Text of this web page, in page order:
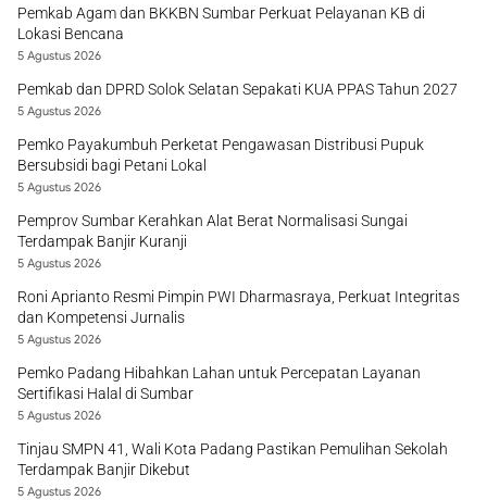
Pemkab Agam dan BKKBN Sumbar Perkuat Pelayanan KB di
Lokasi Bencana
5 Agustus 2026
Pemkab dan DPRD Solok Selatan Sepakati KUA PPAS Tahun 2027
5 Agustus 2026
Pemko Payakumbuh Perketat Pengawasan Distribusi Pupuk
Bersubsidi bagi Petani Lokal
5 Agustus 2026
Pemprov Sumbar Kerahkan Alat Berat Normalisasi Sungai
Terdampak Banjir Kuranji
5 Agustus 2026
Roni Aprianto Resmi Pimpin PWI Dharmasraya, Perkuat Integritas
dan Kompetensi Jurnalis
5 Agustus 2026
Pemko Padang Hibahkan Lahan untuk Percepatan Layanan
Sertifikasi Halal di Sumbar
5 Agustus 2026
Tinjau SMPN 41, Wali Kota Padang Pastikan Pemulihan Sekolah
Terdampak Banjir Dikebut
5 Agustus 2026